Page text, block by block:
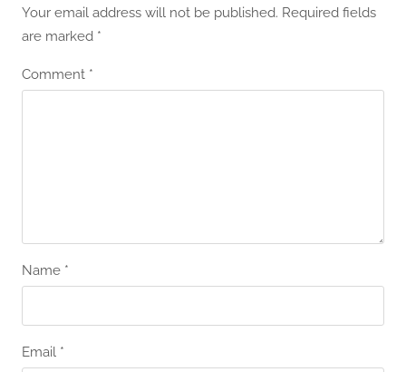
Your email address will not be published. Required fields
are marked *
Comment *
Name *
Email *